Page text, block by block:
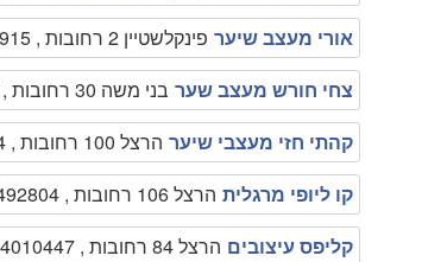
אורי מעצב שיער פינקלשטיין 2 רחובות , 089319915
צחי חורש מעצב שער בני משה 30 רחובות , 089458867
קהתי חזי מעצבי שיער הרצל 100 רחובות , 089415454
קו ליופי מרגלית הרצל 106 רחובות , 089492804
קליפס עיצובים הרצל 84 רחובות , 0504010447